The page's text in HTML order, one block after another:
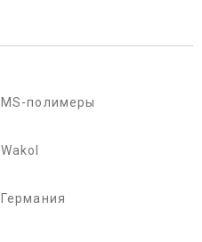
MS-полимеры
Wakol
Германия